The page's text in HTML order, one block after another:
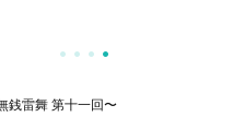
銭雷舞 第十一回〜